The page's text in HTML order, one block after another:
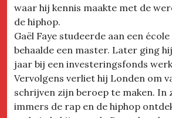
waar hij kennis maakte met de
de hiphop.
Gaël Faye studeerde aan een
behaalde een master. Later ging
jaar bij een investeringsfonds
Vervolgens verliet hij Londen om
schrijven zijn beroep te maken. In
immers de rap en de hiphop